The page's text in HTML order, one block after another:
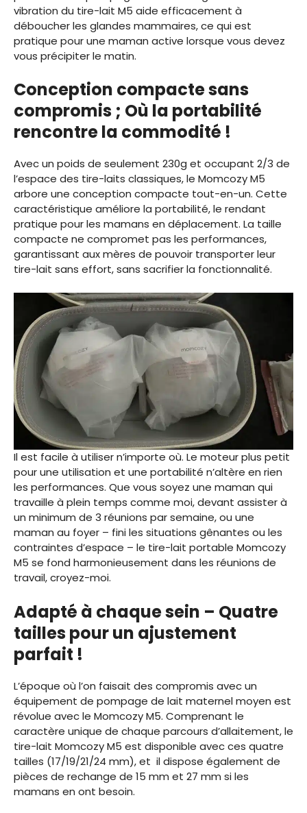
vibration du tire-lait M5 aide efficacement à
déboucher les glandes mammaires, ce qui est
pratique pour une maman active lorsque vous devez
vous précipiter le matin.
Conception compacte sans
compromis ; Où la portabilité
rencontre la commodité !
Avec un poids de seulement 230g et occupant 2/3 de
l’espace des tire-laits classiques, le Momcozy M5
arbore une conception compacte tout-en-un. Cette
caractéristique améliore la portabilité, le rendant
pratique pour les mamans en déplacement. La taille
compacte ne compromet pas les performances,
garantissant aux mères de pouvoir transporter leur
tire-lait sans effort, sans sacrifier la fonctionnalité.
Il est facile à utiliser n’importe où. Le moteur plus petit
pour une utilisation et une portabilité n’altère en rien
les performances. Que vous soyez une maman qui
travaille à plein temps comme moi, devant assister à
un minimum de 3 réunions par semaine, ou une
maman au foyer – fini les situations gênantes ou les
contraintes d’espace – le tire-lait portable Momcozy
M5 se fond harmonieusement dans les réunions de
travail, croyez-moi.
Adapté à chaque sein – Quatre
tailles pour un ajustement
parfait !
L’époque où l’on faisait des compromis avec un
équipement de pompage de lait maternel moyen est
révolue avec le Momcozy M5. Comprenant le
caractère unique de chaque parcours d’allaitement, le
tire-lait Momcozy M5 est disponible avec ces quatre
tailles (17/19/21/24 mm), et il dispose également de
pièces de rechange de 15 mm et 27 mm si les
mamans en ont besoin.